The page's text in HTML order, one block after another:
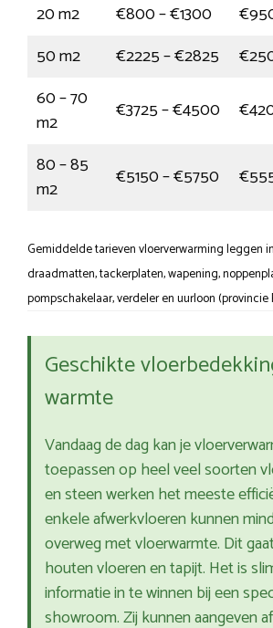
20 m2
€800 – €1300
50 m2
€2225 – €2825
60 – 70
m2
€3725 – €4500
80 – 85
m2
€5150 – €5750
Gemiddelde tarieven vloerverwarming leggen
draadmatten, tackerplaten, wapening,
pompschakelaar, verdeler en uurloon (provincie
Geschikte
warmte
Vandaag de dag kan je
toepassen op heel veel soorten
en steen werken het meeste
enkele afwerkvloeren kunnen
overweg met vloerwarmte. Dit
houten vloeren en tapijt. Het is
informatie in te winnen bij een
showroom. Zij kunnen aangeven